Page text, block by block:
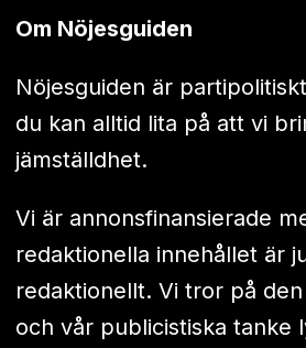
Om Nöjesguiden
Nöjesguiden är
du kan alltid lita på att vi
jämställdhet.
Vi är annonsfinansierade
redaktionella innehållet är
redaktionellt. Vi tror på
och vår publicistiska tanke